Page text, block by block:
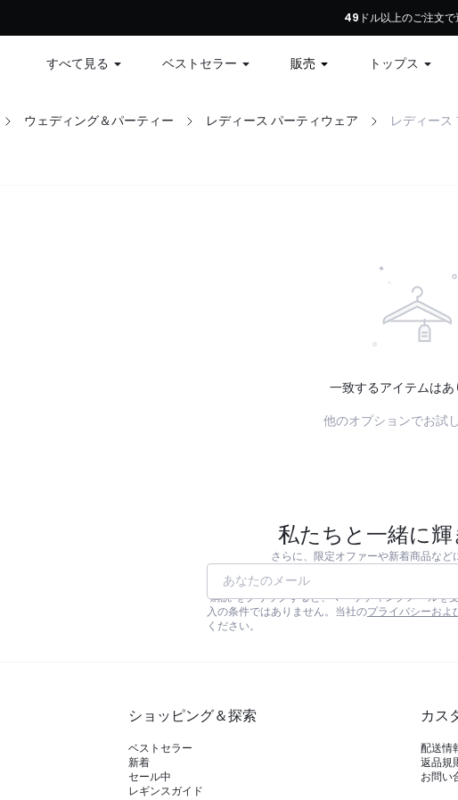
初回注文：全商品10%オフ、79ドル以上で12%オフ、
49ドル以上のご注文で
すべて見る ベストセラー 販売 トップス
ウェディング＆パーティー レディース パーティウェア レディース
一致するアイテムはあ
他のオプションでお試
私たちと一緒に輝
さらに、限定オファーや新着商品など
あなたのメール
"購読"をクリックすると、マーケティングメールを
入の条件ではありません。当社のプライバシーおよ
ください。
ショッピング＆探索
ベストセラー
新着
セール中
レギンスガイド
カス
配送情
返品規
お問い